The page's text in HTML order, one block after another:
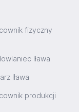
fizyczny
Iława
Iława
produkcji